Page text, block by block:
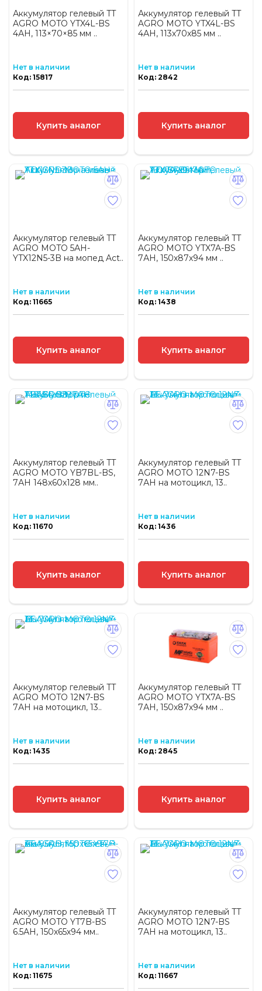
Аккумулятор гелевый TT
AGRO MOTO YTX4L-BS
4АH, 113×70×85 мм ..
Нет в наличии
Код: 15817
Купить аналог
Аккумулятор гелевый TT
AGRO MOTO YTX4L-BS
4АH, 113х70х85 мм ..
Нет в наличии
Код: 2842
Купить аналог
Аккумулятор гелевый TT
AGRO MOTO 5АH-
YTX12N5-3B на мопед Act..
Нет в наличии
Код: 11665
Купить аналог
Аккумулятор гелевый TT
AGRO MOTO YTX7A-BS
7АH, 150х87х94 мм ..
Нет в наличии
Код: 1438
Купить аналог
Аккумулятор гелевый TT
AGRO MOTO YB7BL-BS,
7АH 148х60х128 мм..
Нет в наличии
Код: 11670
Купить аналог
Аккумулятор гелевый TT
AGRO MOTO 12N7-BS
7АH на мотоцикл, 13..
Нет в наличии
Код: 1436
Купить аналог
Аккумулятор гелевый TT
AGRO MOTO 12N7-BS
7АH на мотоцикл, 13..
Нет в наличии
Код: 1435
Купить аналог
Аккумулятор гелевый TT
AGRO MOTO YTX7A-BS
7АH, 150х87х94 мм ..
Нет в наличии
Код: 2845
Купить аналог
Аккумулятор гелевый TT
AGRO MOTO YT7B-BS
6.5АH, 150х65х94 мм..
Нет в наличии
Код: 11675
Аккумулятор гелевый TT
AGRO MOTO 12N7-BS
7АH на мотоцикл, 13..
Нет в наличии
Код: 11667